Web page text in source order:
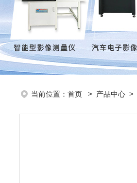
当前位置： 首页 > 产品中心 >